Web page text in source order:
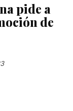
pide a
de